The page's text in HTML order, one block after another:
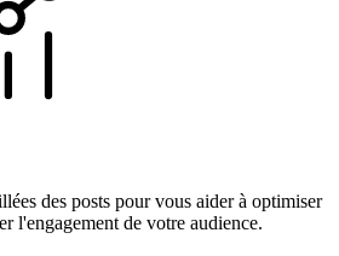
des posts pour vous aider à optimiser
l'engagement de votre audience.